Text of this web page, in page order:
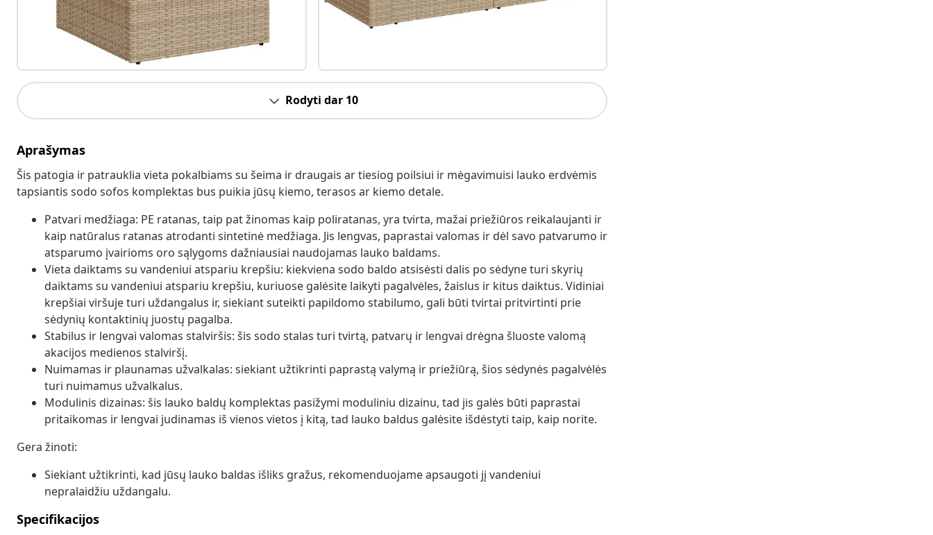
Rodyti dar 10
Aprašymas
Šis patogia ir patrauklia vieta pokalbiams su šeima ir draugais ar tiesiog poilsiui ir mėgavimuisi lauko erdvėmis
tapsiantis sodo sofos komplektas bus puikia jūsų kiemo, terasos ar kiemo detale.
Patvari medžiaga: PE ratanas, taip pat žinomas kaip poliratanas, yra tvirta, mažai priežiūros reikalaujanti ir
kaip natūralus ratanas atrodanti sintetinė medžiaga. Jis lengvas, paprastai valomas ir dėl savo patvarumo ir
atsparumo įvairioms oro sąlygoms dažniausiai naudojamas lauko baldams.
Vieta daiktams su vandeniui atspariu krepšiu: kiekviena sodo baldo atsisėsti dalis po sėdyne turi skyrių
daiktams su vandeniui atspariu krepšiu, kuriuose galėsite laikyti pagalvėles, žaislus ir kitus daiktus. Vidiniai
krepšiai viršuje turi uždangalus ir, siekiant suteikti papildomo stabilumo, gali būti tvirtai pritvirtinti prie
sėdynių kontaktinių juostų pagalba.
Stabilus ir lengvai valomas stalviršis: šis sodo stalas turi tvirtą, patvarų ir lengvai drėgna šluoste valomą
akacijos medienos stalviršį.
Nuimamas ir plaunamas užvalkalas: siekiant užtikrinti paprastą valymą ir priežiūrą, šios sėdynės pagalvėlės
turi nuimamus užvalkalus.
Modulinis dizainas: šis lauko baldų komplektas pasižymi moduliniu dizainu, tad jis galės būti paprastai
pritaikomas ir lengvai judinamas iš vienos vietos į kitą, tad lauko baldus galėsite išdėstyti taip, kaip norite.
Gera žinoti:
Siekiant užtikrinti, kad jūsų lauko baldas išliks gražus, rekomenduojame apsaugoti jį vandeniui
nepralaidžiu uždangalu.
Specifikacijos